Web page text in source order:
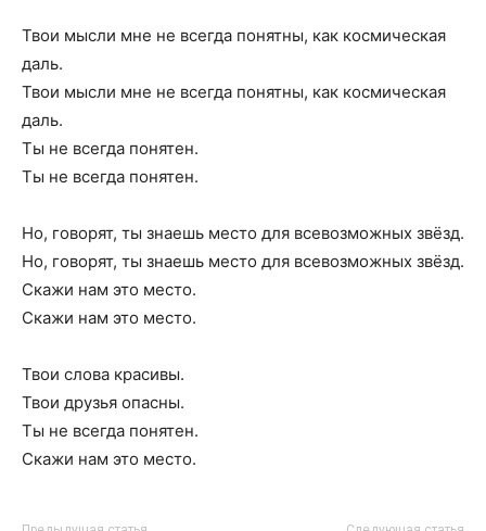
Твои мысли мне не всегда понятны, как космическая
даль.
Твои мысли мне не всегда понятны, как космическая
даль.
Ты не всегда понятен.
Ты не всегда понятен.
Но, говорят, ты знаешь место для всевозможных звёзд.
Но, говорят, ты знаешь место для всевозможных звёзд.
Скажи нам это место.
Скажи нам это место.
Твои слова красивы.
Твои друзья опасны.
Ты не всегда понятен.
Скажи нам это место.